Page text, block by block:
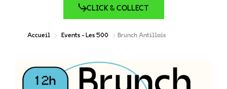
CLICK & COLLECT
Accueil Events - Les 500 Brunch Antillais